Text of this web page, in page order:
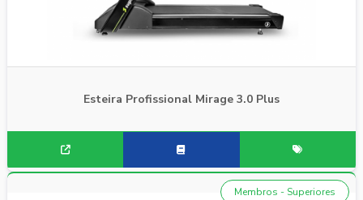
Esteira Profissional Mirage 3.0 Plus
Membros - Superiores